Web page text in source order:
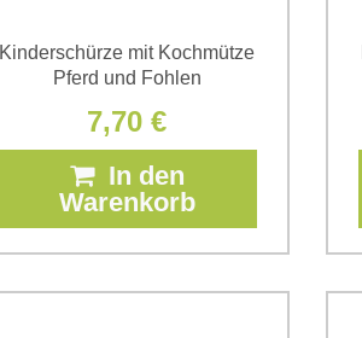
Kinderschürze mit Kochmütze
Pferd und Fohlen
7,70 €
In den
Warenkorb